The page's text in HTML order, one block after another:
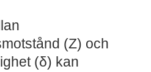
(Z) och
(δ) kan